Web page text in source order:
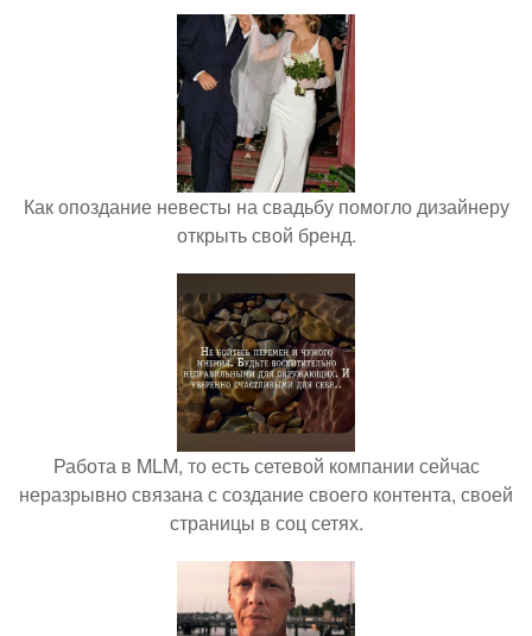
Как опоздание невесты на свадьбу помогло дизайнеру
открыть свой бренд.
Работа в MLM, то есть сетевой компании сейчас
неразрывно связана с создание своего контента, своей
страницы в соц сетях.